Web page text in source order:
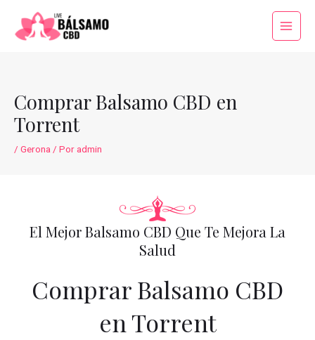
contenido
Main
Comprar Balsamo CBD en
Torrent
/ Gerona / Poradmin
El Mejor Balsamo CBD Que Te Mejora La
Salud
Comprar Balsamo CBD
en Torrent